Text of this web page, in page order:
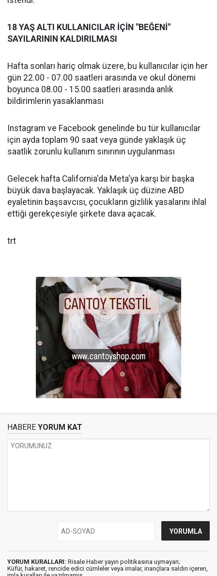
18 YAŞ ALTI KULLANICILAR İÇİN "BEĞENİ"
SAYILARININ KALDIRILMASI
Hafta sonları hariç olmak üzere, bu kullanıcılar için her
gün 22.00 - 07.00 saatleri arasında ve okul dönemi
boyunca 08.00 - 15.00 saatleri arasında anlık
bildirimlerin yasaklanması
Instagram ve Facebook genelinde bu tür kullanıcılar
için ayda toplam 90 saat veya günde yaklaşık üç
saatlik zorunlu kullanım sınırının uygulanması
Gelecek hafta California'da Meta'ya karşı bir başka
büyük dava başlayacak. Yaklaşık üç düzine ABD
eyaletinin başsavcısı, çocukların gizlilik yasalarını ihlal
ettiği gerekçesiyle şirkete dava açacak.
trt
HABERE YORUM KAT
YORUM KURALLARI: Risale Haber yayın politikasına uymayan;
Küfür, hakaret, rencide edici cümleler veya imalar, inançlara saldırı içeren,